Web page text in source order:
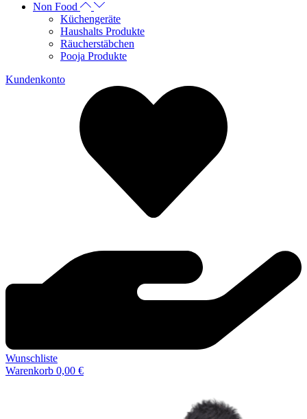
Non Food
Küchengeräte
Haushalts Produkte
Räucherstäbchen
Pooja Produkte
Kundenkonto
Wunschliste
Warenkorb 0,00 €